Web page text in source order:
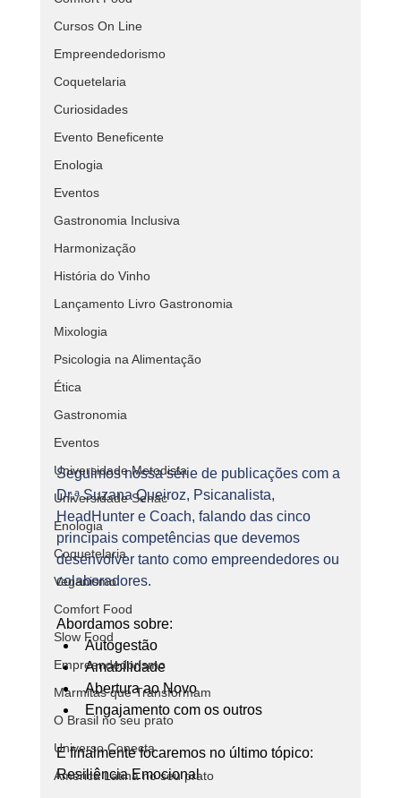
Cursos On Line
Empreendedorismo
Coquetelaria
Curiosidades
Evento Beneficente
Enologia
Eventos
Gastronomia Inclusiva
Harmonização
História do Vinho
Lançamento Livro Gastronomia
Mixologia
Psicologia na Alimentação
Ética
Gastronomia
Eventos
Universidade Metodista
Universidade Senac
Enologia
Coquetelaria
Veganismo
Comfort Food
Slow Food
Empreendedorismo
Marmitas que Transformam
O Brasil no seu prato
Universo Conecta
América Latina no seu prato
Seguimos nossa série de publicações com a
Dr.ᵃ Suzana Queiroz, Psicanalista,
HeadHunter e Coach, falando das cinco
principais competências que devemos
desenvolver tanto como empreendedores ou
colaboradores.
Abordamos sobre:
Autogestão
Amabilidade
Abertura ao Novo
Engajamento com os outros
E finalmente focaremos no último tópico:
Resiliência Emocional